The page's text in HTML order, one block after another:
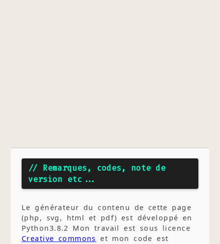
// Remarques, codes, note de
version etc...
Le générateur du contenu de cette page
(php, svg, html et pdf) est développé en
Python3.8.2 Mon travail est sous licence
Creative commons et mon code est